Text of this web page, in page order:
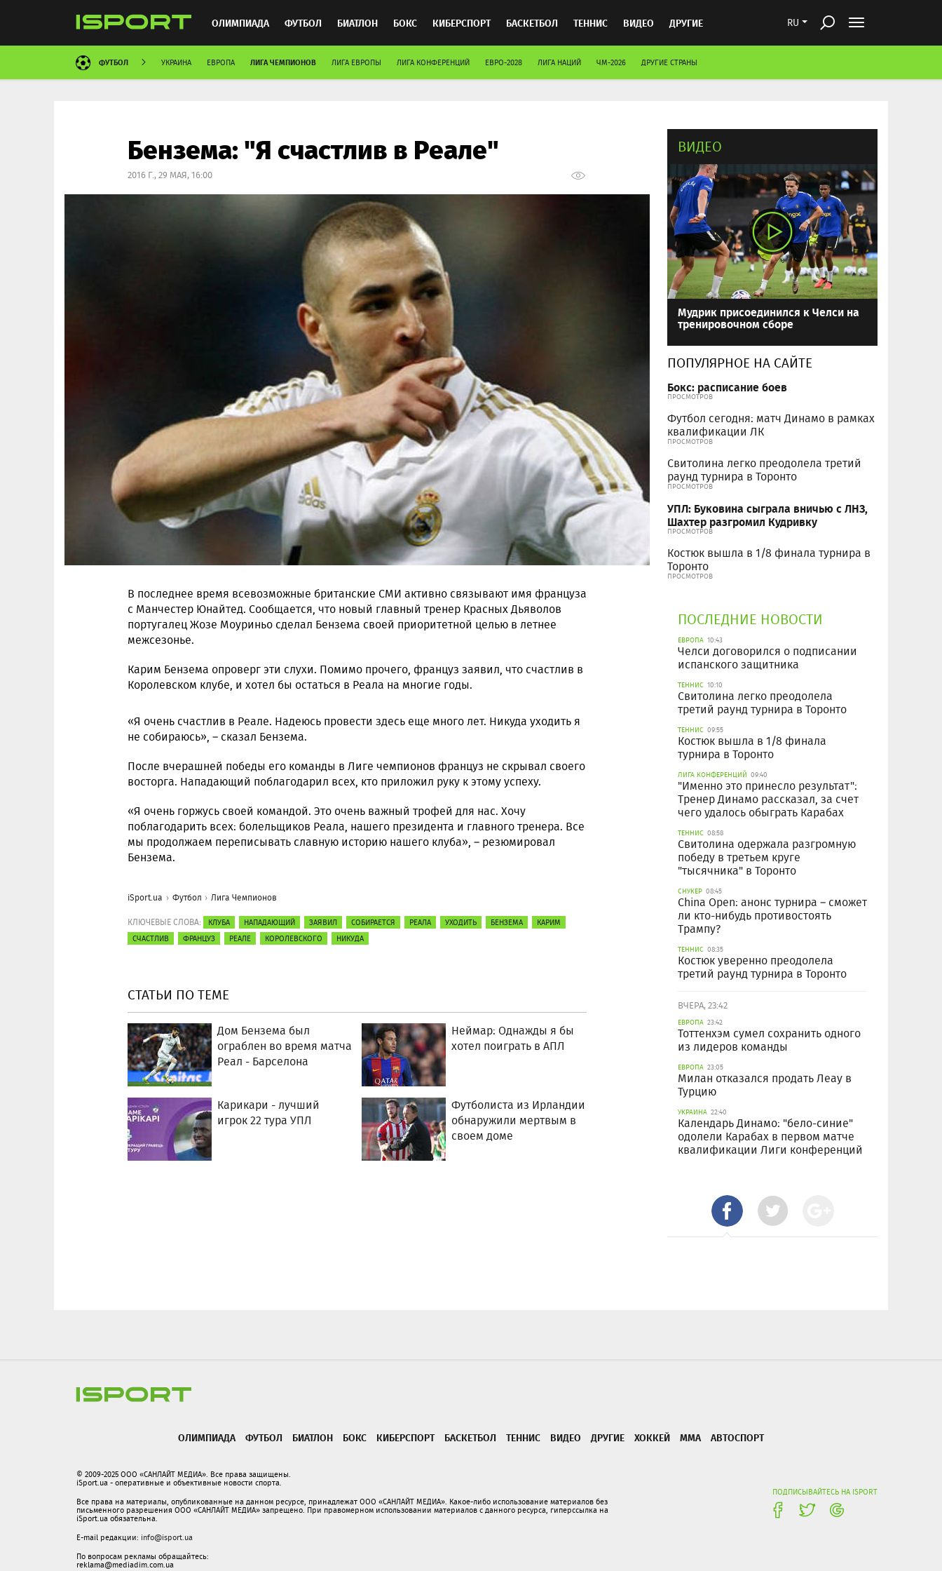
RU
ОЛИМПИАДА ФУТБОЛ БИАТЛОН БОКС КИБЕРСПОРТ БАСКЕТБОЛ ТЕННИС ВИДЕО ДРУГИЕ
ХОККЕЙ ММА АВТОСПОРТ
ФУТБОЛ УКРАИНА ЕВРОПА ЛИГА ЧЕМПИОНОВ ЛИГА ЕВРОПЫ ЛИГА КОНФЕРЕНЦИЙ ЕВРО-2028 ЛИГА НАЦИЙ ЧМ-2026 ДРУГИЕ СТРАНЫ
Бензема: "Я счастлив в Реале"
2016 Г., 29 МАЯ, 16:00
В последнее время всевозможные британские СМИ активно связывают имя француза
с Манчестер Юнайтед. Сообщается, что новый главный тренер Красных Дьяволов
португалец Жозе Моуриньо сделал Бензема своей приоритетной целью в летнее
межсезонье.
Карим Бензема опроверг эти слухи. Помимо прочего, француз заявил, что счастлив в
Королевском клубе, и хотел бы остаться в Реала на многие годы.
«Я очень счастлив в Реале. Надеюсь провести здесь еще много лет. Никуда уходить я
не собираюсь», – сказал Бензема.
После вчерашней победы его команды в Лиге чемпионов француз не скрывал своего
восторга. Нападающий поблагодарил всех, кто приложил руку к этому успеху.
«Я очень горжусь своей командой. Это очень важный трофей для нас. Хочу
поблагодарить всех: болельщиков Реала, нашего президента и главного тренера. Все
мы продолжаем переписывать славную историю нашего клуба», – резюмировал
Бензема.
iSport.ua Футбол Лига Чемпионов
КЛЮЧЕВЫЕ СЛОВА: КЛУБА НАПАДАЮЩИЙ ЗАЯВИЛ СОБИРАЕТСЯ РЕАЛА УХОДИТЬ БЕНЗЕМА
КАРИМ
СЧАСТЛИВ
ФРАНЦУЗ РЕАЛЕ КОРОЛЕВСКОГО НИКУДА
СТАТЬИ ПО ТЕМЕ
Дом Бензема был
ограблен во время матча
Реал - Барселона
Неймар: Однажды я бы
хотел поиграть в АПЛ
Карикари - лучший
игрок 22 тура УПЛ
Футболиста из Ирландии
обнаружили мертвым в
своем доме
ВИДЕО
Мудрик присоединился к Челси на
тренировочном сборе
ПОПУЛЯРНОЕ НА САЙТЕ
Бокс: расписание боев
ПРОСМОТРОВ
Футбол сегодня: матч Динамо в рамках
квалификации ЛК
ПРОСМОТРОВ
Свитолина легко преодолела третий
раунд турнира в Торонто
ПРОСМОТРОВ
УПЛ: Буковина сыграла вничью с ЛНЗ,
Шахтер разгромил Кудривку
ПРОСМОТРОВ
Костюк вышла в 1/8 финала турнира в
Торонто
ПРОСМОТРОВ
ПОСЛЕДНИЕ НОВОСТИ
ЕВРОПА 10:43
Челси договорился о подписании
испанского защитника
ТЕННИС 10:10
Свитолина легко преодолела
третий раунд турнира в Торонто
ТЕННИС 09:55
Костюк вышла в 1/8 финала
турнира в Торонто
ЛИГА КОНФЕРЕНЦИЙ 09:40
"Именно это принесло результат":
Тренер Динамо рассказал, за счет
чего удалось обыграть Карабах
ТЕННИС 08:58
Свитолина одержала разгромную
победу в третьем круге
"тысячника" в Торонто
СНУКЕР 08:45
China Open: анонс турнира – сможет
ли кто-нибудь противостоять
Трампу?
ТЕННИС 08:35
Костюк уверенно преодолела
третий раунд турнира в Торонто
ВЧЕРА, 23:42
ЕВРОПА 23:42
Тоттенхэм сумел сохранить одного
из лидеров команды
ЕВРОПА 23:05
Милан отказался продать Леау в
Турцию
УКРАИНА 22:40
Календарь Динамо: "бело-синие"
одолели Карабах в первом матче
квалификации Лиги конференций
ОЛИМПИАДА ФУТБОЛ БИАТЛОН БОКС КИБЕРСПОРТ БАСКЕТБОЛ ТЕННИС ВИДЕО ДРУГИЕ ХОККЕЙ ММА АВТОСПОРТ
ПОДПИСЫВАЙТЕСЬ НА ISPORT
© 2009-2025 ООО «САНЛАЙТ МЕДИА». Все права защищены.
iSport.ua - оперативные и объективные новости спорта.
Все права на материалы, опубликованные на данном ресурсе, принадлежат ООО «САНЛАЙТ МЕДИА». Какое-либо использование материалов без
письменного разрешения ООО «САНЛАЙТ МЕДИА» запрещено. При правомерном использовании материалов с данного ресурса, гиперссылка на
iSport.ua обязательна.
E-mail редакции: info@isport.ua
По вопросам рекламы обращайтесь:
reklama@mediadim.com.ua